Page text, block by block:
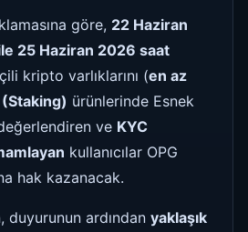
göre, 22 Haziran
25 Haziran 2026 saat
kripto varlıklarını (en az
ürünlerinde Esnek
ve KYC
kullanıcılar OPG
hak kazanacak.
ardından yaklaşık